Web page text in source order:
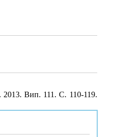
2013. Вип. 111. С. 110-119.